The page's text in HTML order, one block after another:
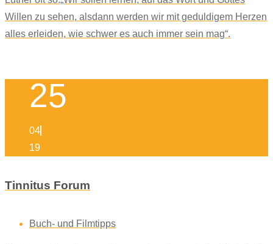
Willen zu sehen, alsdann werden wir mit geduldigem Herzen
alles erleiden, wie schwer es auch immer sein mag“.
25
04
19
Tinnitus Forum
Buch- und Filmtipps